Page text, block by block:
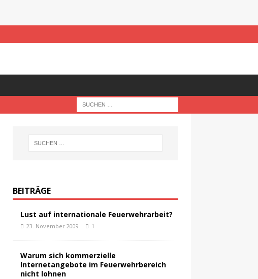
BEITRÄGE
Lust auf internationale Feuerwehrarbeit?
23. November 2009 1
Warum sich kommerzielle
Internetangebote im Feuerwehrbereich
nicht lohnen